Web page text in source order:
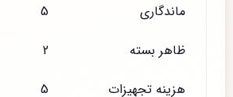
ماندگاری
5
ظاهر بسته
2
هزینه تجهیزات
5